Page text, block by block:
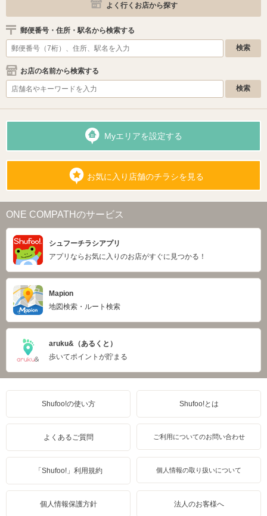
よく行くお店から探す
郵便番号・住所・駅名から検索する
お店の名前から検索する
Myエリアを設定する
お気に入り店舗のチラシを見る
ONE COMPATHのサービス
シュフーチラシアプリ
アプリならお気に入りのお店がすぐに見つかる！
Mapion
地図検索・ルート検索
aruku&（あるくと）
歩いてポイントが貯まる
Shufoo!の使い方 Shufoo!とは
よくあるご質問 ご利用についてのお問い合わせ
「Shufoo!」利用規約 個人情報の取り扱いについて
個人情報保護方針 法人のお客様へ